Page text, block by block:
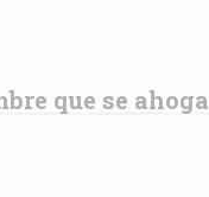
que se ahoga